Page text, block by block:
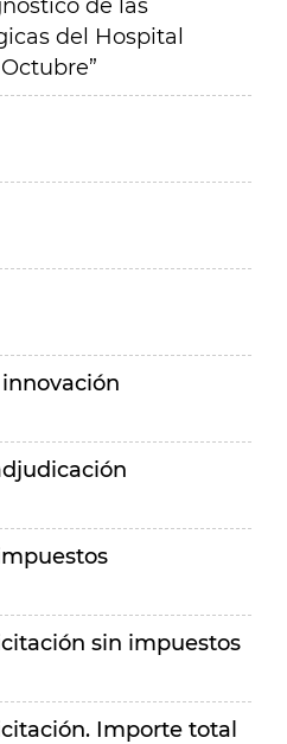
de las
del Hospital
sin impuestos
Importe total